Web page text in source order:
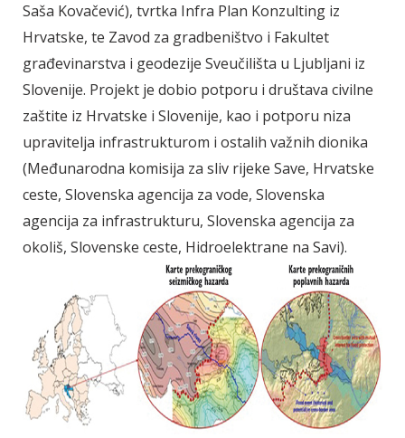
Saša Kovačević), tvrtka Infra Plan Konzulting iz
Hrvatske, te Zavod za gradbeništvo i Fakultet
građevinarstva i geodezije Sveučilišta u Ljubljani iz
Slovenije. Projekt je dobio potporu i društava civilne
zaštite iz Hrvatske i Slovenije, kao i potporu niza
upravitelja infrastrukturom i ostalih važnih dionika
(Međunarodna komisija za sliv rijeke Save, Hrvatske
ceste, Slovenska agencija za vode, Slovenska
agencija za infrastrukturu, Slovenska agencija za
okoliš, Slovenske ceste, Hidroelektrane na Savi).